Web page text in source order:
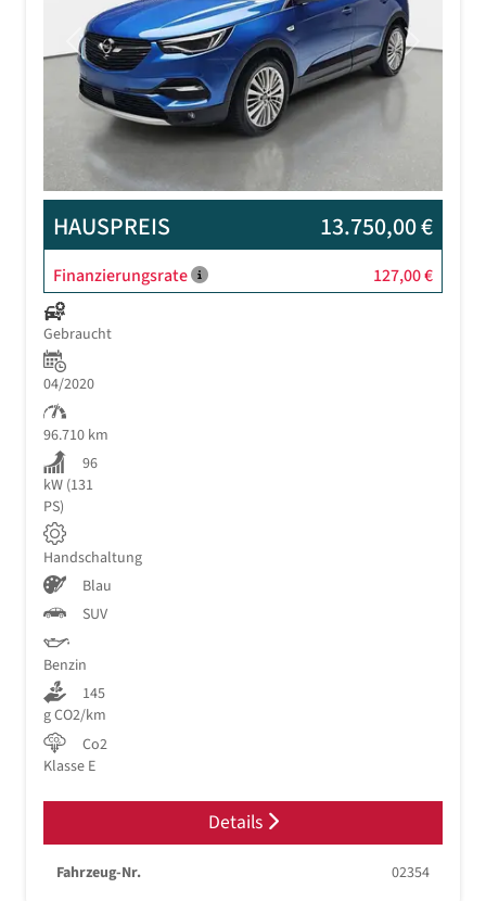
Previous Next
HAUSPREIS 13.750,00 €
Finanzierungsrate 127,00 €
Gebraucht
04/2020
96.710 km
96
kW (131
PS)
Handschaltung
Blau
SUV
Benzin
145
g CO2/km
Co2
Klasse E
Details
Fahrzeug-Nr. 02354